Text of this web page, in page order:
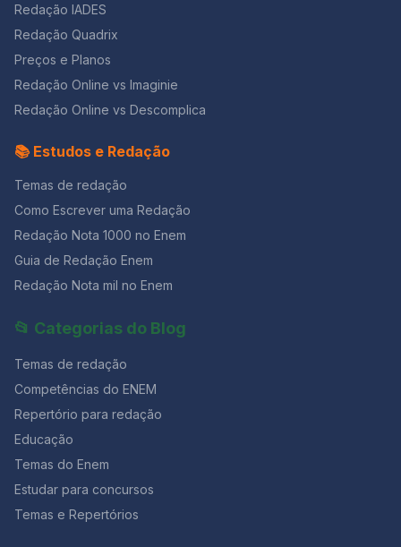
Redação IADES
Redação Quadrix
Preços e Planos
Redação Online vs Imaginie
Redação Online vs Descomplica
📚 Estudos e Redação
Temas de redação
Como Escrever uma Redação
Redação Nota 1000 no Enem
Guia de Redação Enem
Redação Nota mil no Enem
📂 Categorias do Blog
Temas de redação
Competências do ENEM
Repertório para redação
Educação
Temas do Enem
Estudar para concursos
Temas e Repertórios